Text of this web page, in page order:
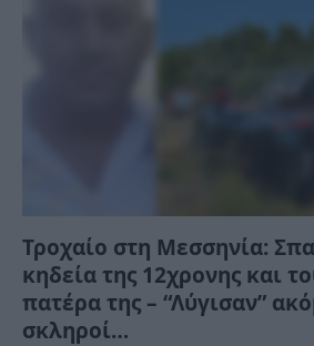
Τροχαίο στη Μεσσηνία:
κηδεία της 12χρονης και
πατέρα της – “Λύγισαν”
σκληροί…